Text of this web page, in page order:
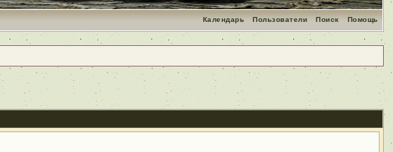
Помощь
Поиск
Пользователи
Календарь